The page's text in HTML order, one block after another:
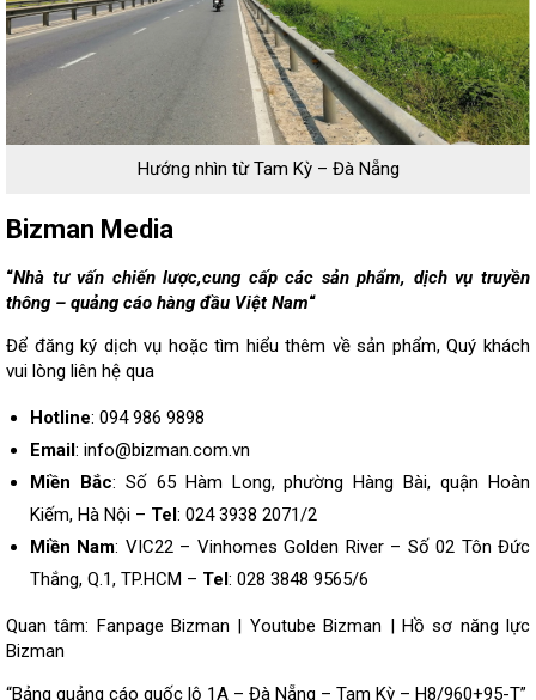
Hướng nhìn từ Tam Kỳ – Đà Nẵng
Bizman Media
“Nhà tư vấn chiến lược,cung cấp các sản phẩm, dịch vụ truyền
thông – quảng cáo hàng đầu Việt Nam“
Để đăng ký dịch vụ hoặc tìm hiểu thêm về sản phẩm, Quý khách
vui lòng liên hệ qua
Hotline: 094 986 9898
Email: info@bizman.com.vn
Miền Bắc: Số 65 Hàm Long, phường Hàng Bài, quận Hoàn
Kiếm, Hà Nội – Tel: 024 3938 2071/2
Miền Nam: VIC22 – Vinhomes Golden River – Số 02 Tôn Đức
Thắng, Q.1, TP.HCM – Tel: 028 3848 9565/6
Quan tâm: Fanpage Bizman | Youtube Bizman | Hồ sơ năng lực
Bizman
“Bảng quảng cáo quốc lộ 1A – Đà Nẵng – Tam Kỳ – H8/960+95-T”